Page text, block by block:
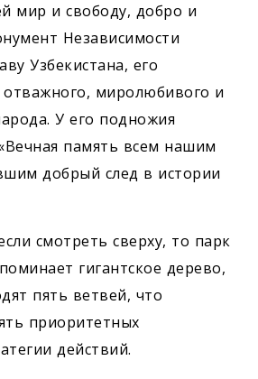
мир и свободу, добро и
Независимости
Узбекистана, его
миролюбивого и
У его подножия
память всем нашим
добрый след в истории
смотреть сверху, то парк
гигантское дерево,
пять ветвей, что
приоритетных
действий.